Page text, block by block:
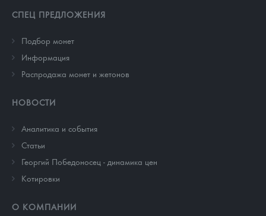
СПЕЦ ПРЕДЛОЖЕНИЯ
Подбор монет
Информация
Распродажа монет и жетонов
НОВОСТИ
Аналитика и события
Cтатьи
Георгий Победоносец - динамика цен
Котировки
О КОМПАНИИ